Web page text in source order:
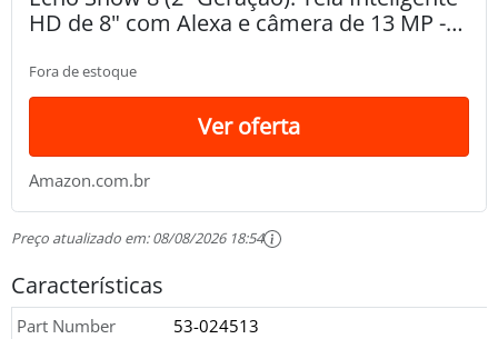
HD de 8" com Alexa e câmera de 13 MP -
Fora de estoque
Ver oferta
Amazon.com.br
Preço atualizado em:08/08/2026 18:54
Características
Part Number
53-024513